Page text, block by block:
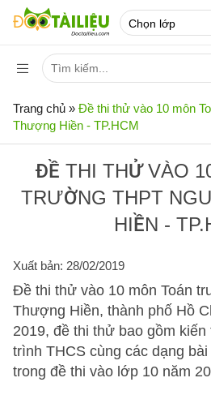
Trang chủ » Đề thi thử vào 10 môn
Thượng Hiền - TP.HCM
ĐỀ THI THỬ VÀO
TRƯỜNG THPT
HIỀN -
Xuất bản: 28/02/2019
Đề thi thử vào 10 môn Toán
Thượng Hiền, thành phố Hồ
2019, đề thi thử bao gồm
trình THCS cùng các dạng
trong đề thi vào lớp 10 năm